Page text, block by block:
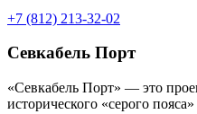
+7 (812) 213-32-02
Севкабель Порт
«Севкабель Порт» — это
исторического «серого